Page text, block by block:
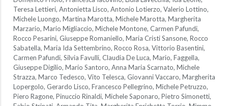
Teresa Lettieri, Antonietta Lisco, Antonio Lotierzo, Valerio Lottino,
Michele Luongo, Martina Marotta, Michele Marotta, Margherita
Marzario, Mario Migliaccio, Michele Montone, Carmen Pafundi,
Rocco Pesarini, Giuseppe Romaniello, Maria Cristi Sansone, Rocco
Sabatella, Maria Ida Settembrino, Rocco Rosa, Vittorio Basentini,
Carmen Pafundi, Silvia Favulli, Claudia De Luca, Mario, Faggella,
Giuseppe Digilio, Mario Santoro, Anna Maria Scarnato, Michele
Strazza, Marco Tedesco, Vito Telesca, Giovanni Vaccaro, Margherita
Lopergolo, Gerardo Lisco, Francesco Pellegrino, Michele Petruzzo,
Piero Ragone, Pinuccio Rinaldi, Michele Saponaro, Pietro Simonetti,